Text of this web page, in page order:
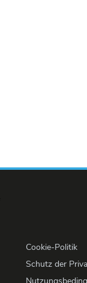
Cookie-Politik
Schutz der